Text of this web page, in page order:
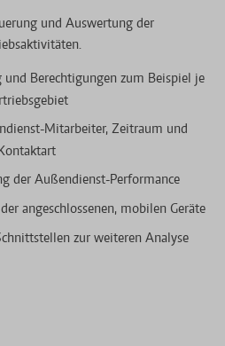
und Auswertung der
Berechtigungen zum Beispiel je
Mitarbeiter, Zeitraum und
Kontaktart
der Außendienst-Performance
angeschlossenen, mobilen Geräte
zur weiteren Analyse